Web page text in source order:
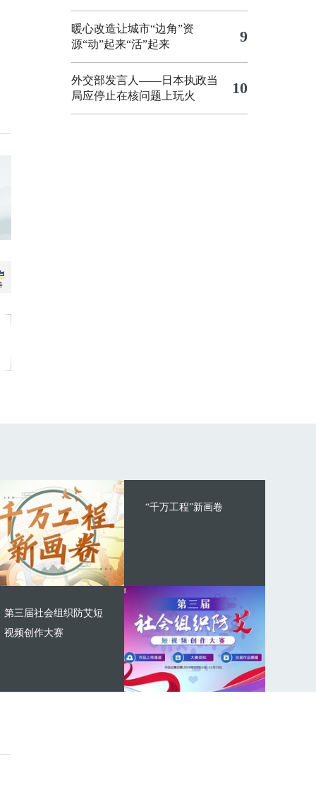
暖心改造让城市“边角”资
源“动”起来“活”起来
9
外交部发言人——日本执政当
局应停止在核问题上玩火
10
“千万工程”新画卷
第三届社会组织防艾短
视频创作大赛